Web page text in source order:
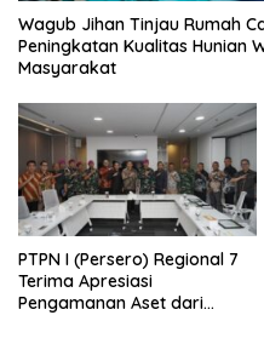
Wagub Jihan Tinjau Rumah
Peningkatan Kualitas Hunian
Masyarakat
PTPN I (Persero) Regional 7
Terima Apresiasi
Pengamanan Aset dari